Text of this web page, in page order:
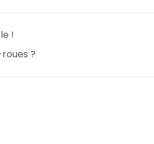
!
?